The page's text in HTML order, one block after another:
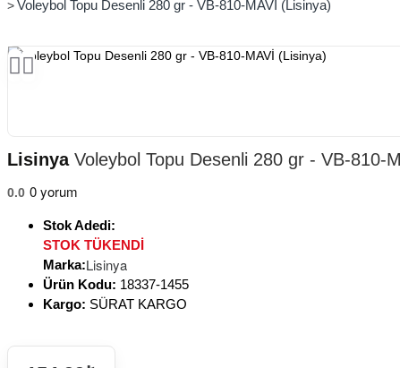
Voleybol Topu Desenli 280 gr - VB-810-MAVİ (Lisinya)
LisinyaVoleybol Topu Desenli 280 gr - VB-810-
0.0 0 yorum
Stok Adedi:
STOK TÜKENDİ
Marka:Lisinya
Ürün Kodu: 18337-1455
Kargo: SÜRAT KARGO